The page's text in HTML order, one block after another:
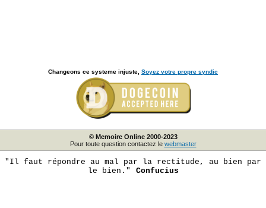
Changeons ce systeme injuste, Soyez votre propre syndic
© Memoire Online 2000-2023
Pour toute question contactez le webmaster
"Il faut répondre au mal par la rectitude, au bien par
le bien."
Confucius